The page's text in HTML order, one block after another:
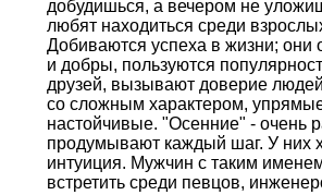
добудишься, а вечером не
любят находиться среди
Добиваются успеха в жизни; они
и добры, пользуются
друзей, вызывают доверие
со сложным характером,
настойчивые. "Осенние" - очень
продумывают каждый шаг. У них
интуиция. Мужчин с таким
встретить среди певцов,